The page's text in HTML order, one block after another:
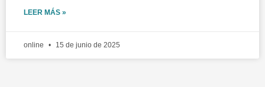
LEER MÁS »
online 15 de junio de 2025